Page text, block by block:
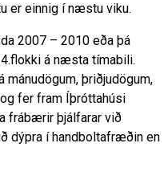
er einnig í næstu viku.
2007 – 2010 eða þá
á næsta tímabili.
þriðjudögum,
fer fram Íþróttahúsi
frábærir þjálfarar við
dýpra í handboltafræðin en